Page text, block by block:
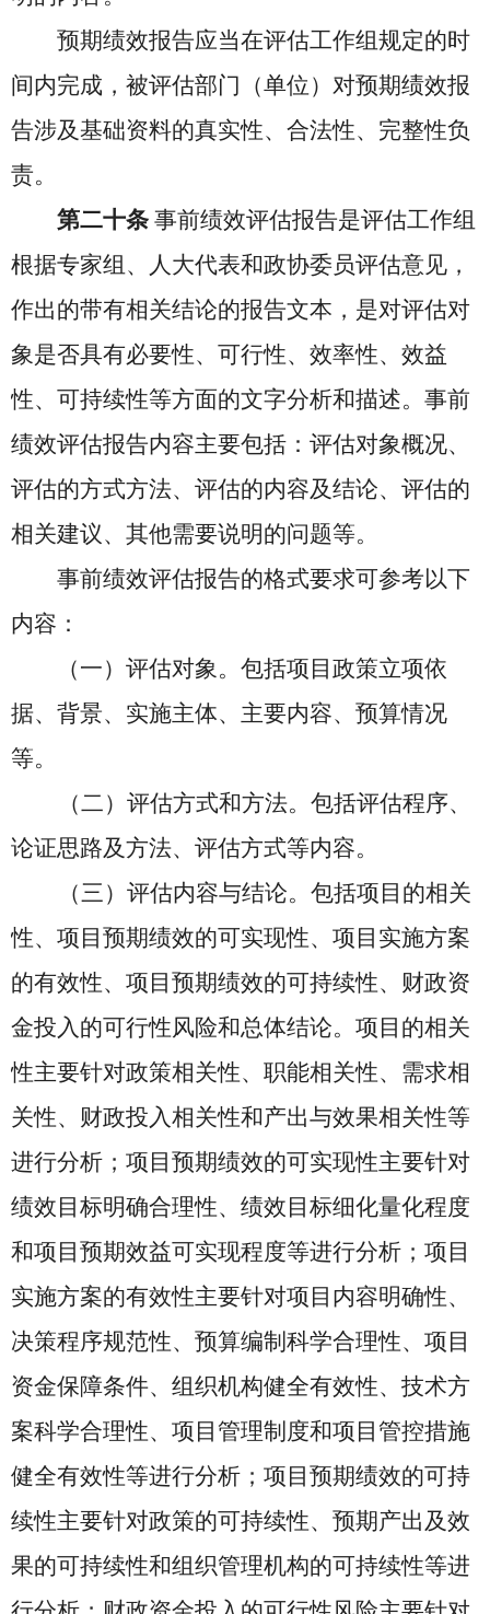
预期绩效报告应当在评估工作组规定的时
间内完成，被评估部门（单位）对预期绩效报
告涉及基础资料的真实性、合法性、完整性负
责。
第二十条 事前绩效评估报告是评估工作组
根据专家组、人大代表和政协委员评估意见，
作出的带有相关结论的报告文本，是对评估对
象是否具有必要性、可行性、效率性、效益
性、可持续性等方面的文字分析和描述。事前
绩效评估报告内容主要包括：评估对象概况、
评估的方式方法、评估的内容及结论、评估的
相关建议、其他需要说明的问题等。
事前绩效评估报告的格式要求可参考以下
内容：
（一）评估对象。包括项目政策立项依
据、背景、实施主体、主要内容、预算情况
等。
（二）评估方式和方法。包括评估程序、
论证思路及方法、评估方式等内容。
（三）评估内容与结论。包括项目的相关
性、项目预期绩效的可实现性、项目实施方案
的有效性、项目预期绩效的可持续性、财政资
金投入的可行性风险和总体结论。项目的相关
性主要针对政策相关性、职能相关性、需求相
关性、财政投入相关性和产出与效果相关性等
进行分析；项目预期绩效的可实现性主要针对
绩效目标明确合理性、绩效目标细化量化程度
和项目预期效益可实现程度等进行分析；项目
实施方案的有效性主要针对项目内容明确性、
决策程序规范性、预算编制科学合理性、项目
资金保障条件、组织机构健全有效性、技术方
案科学合理性、项目管理制度和项目管控措施
健全有效性等进行分析；项目预期绩效的可持
续性主要针对政策的可持续性、预期产出及效
果的可持续性和组织管理机构的可持续性等进